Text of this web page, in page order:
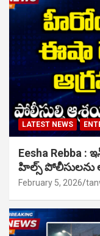
LATEST NEWS
Eesha Rebba
హిల్స్
February 5, 2026